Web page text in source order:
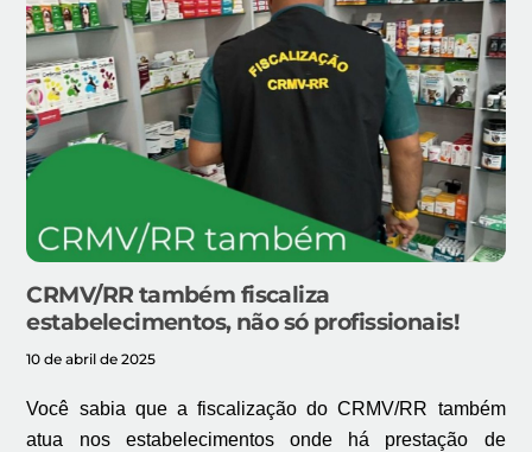
CRMV/RR também fiscaliza
estabelecimentos, não só profissionais!
10 de abril de 2025
Você sabia que a fiscalização do CRMV/RR também
atua nos estabelecimentos onde há prestação de